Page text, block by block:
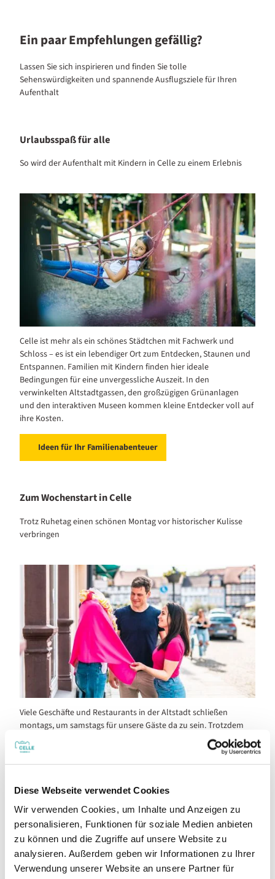
Diese Webseite verwendet Cookies
Wir verwenden Cookies, um Inhalte und Anzeigen zu
personalisieren, Funktionen für soziale Medien anbieten
zu können und die Zugriffe auf unsere Website zu
analysieren. Außerdem geben wir Informationen zu Ihrer
Verwendung unserer Website an unsere Partner für
Ein paar Empfehlungen gefällig?
Lassen Sie sich inspirieren und finden Sie tolle
Sehenswürdigkeiten und spannende Ausflugsziele für Ihren
Aufenthalt
Urlaubsspaß für alle
So wird der Aufenthalt mit Kindern in Celle zu einem Erlebnis
Abenteuer im Schlosspark Celle: Spielplatz mit Kletterseilen
Celle ist mehr als ein schönes Städtchen mit Fachwerk und
Schloss – es ist ein lebendiger Ort zum Entdecken, Staunen und
Entspannen. Familien mit Kindern finden hier ideale
Bedingungen für eine unvergessliche Auszeit. In den
verwinkelten Altstadtgassen, den großzügigen Grünanlagen
und den interaktiven Museen kommen kleine Entdecker voll auf
ihre Kosten.
Ideen für Ihr Familienabenteuer
Zum Wochenstart in Celle
Trotz Ruhetag einen schönen Montag vor historischer Kulisse
verbringen
Einkaufsvergnügen in der Celler Altstadt
Viele Geschäfte und Restaurants in der Altstadt schließen
montags, um samstags für unsere Gäste da zu sein. Trotzdem
lädt der Tag zum entspannten Bummeln durch die charmanten
Gassen und zum Entdecken kleiner, inhabergeführter Läden und
Cafés ein. Auch die nahegelegene Natur bietet eine perfekte
Ideen für Ihren Besuch in Celle
Reiseglück trotz Regen